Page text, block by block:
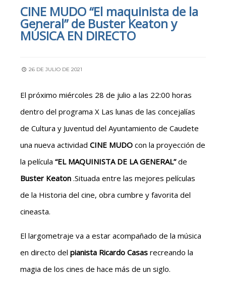
CINE MUDO “El maquinista de la
General” de Buster Keaton y
MÚSICA EN DIRECTO
26 DE JULIO DE 2021
El próximo miércoles 28 de julio a las 22:00 horas
dentro del programa X Las lunas de las concejalías
de Cultura y Juventud del Ayuntamiento de Caudete
una nueva actividad CINE MUDO con la proyección de
la película “EL MAQUINISTA DE LA GENERAL”de
Buster Keaton .Situada entre las mejores películas
de la Historia del cine, obra cumbre y favorita del
cineasta.
El largometraje va a estar acompañado de la música
en directo del pianista Ricardo Casas recreando la
magia de los cines de hace más de un siglo.